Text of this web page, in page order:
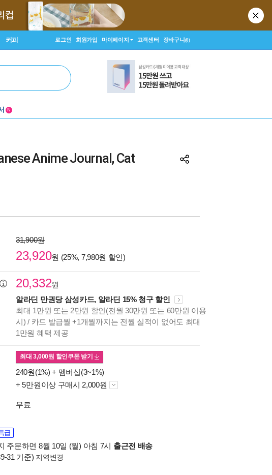
커피 로그인 회원가입 마이페이지 고객센터 장바구니(0)
N
Anime Journal, Cat
31,900원
23,920원 (25%, 7,980원 할인)
20,332원
알라딘 만권당 삼성카드, 알라딘 15% 청구 할인
최대 1만원 또는 2만원 할인(전월 30만원 또는 60만원 이용
시) / 카드 발급월 +1개월까지는 전월 실적이 없어도 최대
1만원 혜택 제공
최대3,000원 할인쿠폰 받기
240원(1%) + 멤버십(3~1%)
+ 5만원이상 구매시 2,000원
무료
급
주문하면 8월 10일 (월) 아침 7시 출근전 배송
31 기준) 지역변경